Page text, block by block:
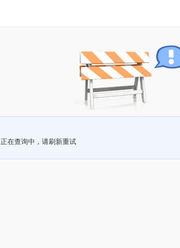
正在查询中，请刷新重试